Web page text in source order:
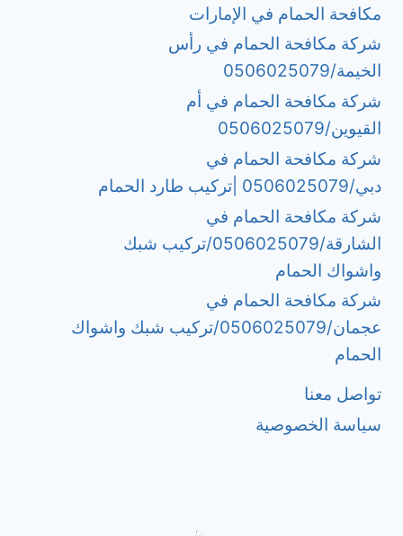
مكافحة الحمام في الإمارات
شركة مكافحة الحمام في رأس
الخيمة/0506025079
شركة مكافحة الحمام في أم
القيوين/0506025079
شركة مكافحة الحمام في
دبي/0506025079 |تركيب طارد الحمام
شركة مكافحة الحمام في
الشارقة/0506025079/تركيب شبك
واشواك الحمام
شركة مكافحة الحمام في
عجمان/0506025079/تركيب شبك واشواك
الحمام
تواصل معنا
سياسة الخصوصية